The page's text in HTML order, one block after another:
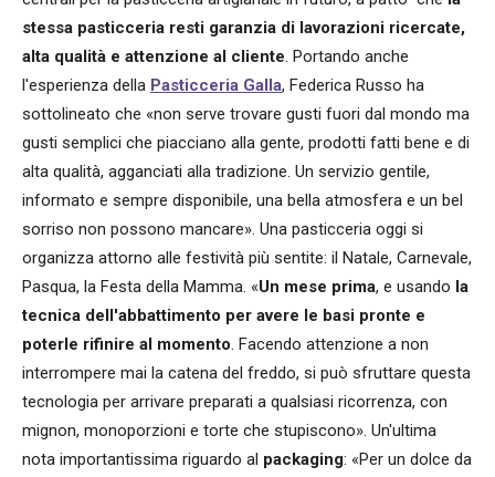
stessa pasticceria resti garanzia di lavorazioni ricercate,
alta qualità e attenzione al cliente. Portando anche
l'esperienza della Pasticceria Galla, Federica Russo ha
sottolineato che «non serve trovare gusti fuori dal mondo ma
gusti semplici che piacciano alla gente, prodotti fatti bene e di
alta qualità, agganciati alla tradizione. Un servizio gentile,
informato e sempre disponibile, una bella atmosfera e un bel
sorriso non possono mancare». Una pasticceria oggi si
organizza attorno alle festività più sentite: il Natale, Carnevale,
Pasqua, la Festa della Mamma. «Un mese prima, e usando la
tecnica dell'abbattimento per avere le basi pronte e
poterle rifinire al momento. Facendo attenzione a non
interrompere mai la catena del freddo, si può sfruttare questa
tecnologia per arrivare preparati a qualsiasi ricorrenza, con
mignon, monoporzioni e torte che stupiscono». Un'ultima
nota importantissima riguardo al packaging: «Per un dolce da